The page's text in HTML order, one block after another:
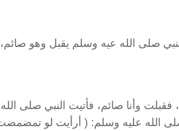
صلى الله عيه وسلم يقبل وهو
وأنا صائم، فأتيت النبي صلى
الله عليه وسلم: ( أرأيت لو